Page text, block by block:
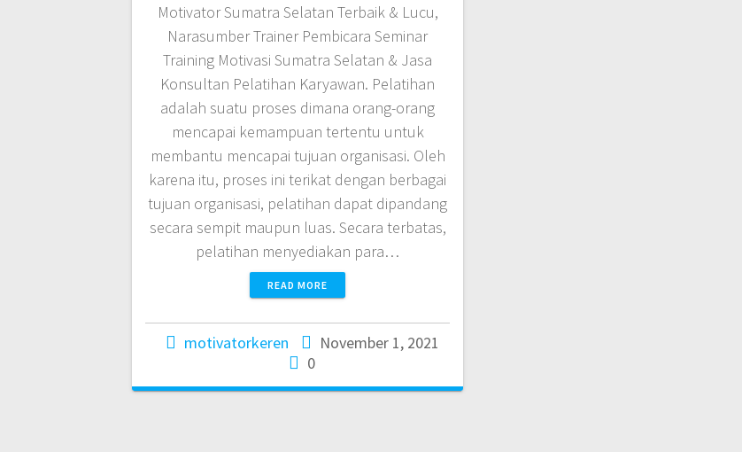
Motivator Sumatra Selatan Terbaik & Lucu,
Narasumber Trainer Pembicara Seminar
Training Motivasi Sumatra Selatan & Jasa
Konsultan Pelatihan Karyawan. Pelatihan
adalah suatu proses dimana orang-orang
mencapai kemampuan tertentu untuk
membantu mencapai tujuan organisasi. Oleh
karena itu, proses ini terikat dengan berbagai
tujuan organisasi, pelatihan dapat dipandang
secara sempit maupun luas. Secara terbatas,
pelatihan menyediakan para…
READ MORE
motivatorkeren
November 1, 2021
0